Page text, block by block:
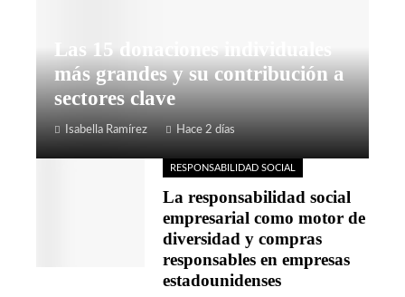
Las 15 donaciones individuales
más grandes y su contribución a
sectores clave
Isabella Ramírez Hace 2 días
RESPONSABILIDAD SOCIAL
La responsabilidad social
empresarial como motor de
diversidad y compras
responsables en empresas
estadounidenses